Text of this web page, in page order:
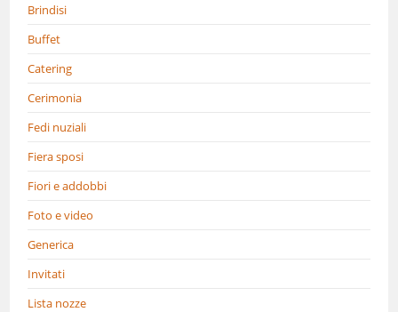
Brindisi
Buffet
Catering
Cerimonia
Fedi nuziali
Fiera sposi
Fiori e addobbi
Foto e video
Generica
Invitati
Lista nozze